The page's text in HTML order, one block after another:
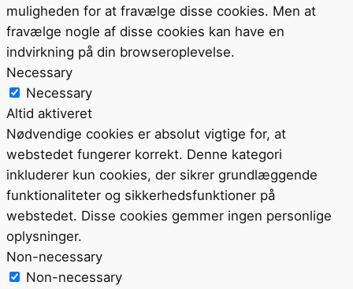
muligheden for at fravælge disse cookies. Men at
fravælge nogle af disse cookies kan have en
indvirkning på din browseroplevelse.
Necessary
Necessary
Altid aktiveret
Nødvendige cookies er absolut vigtige for, at
webstedet fungerer korrekt. Denne kategori
inkluderer kun cookies, der sikrer grundlæggende
funktionaliteter og sikkerhedsfunktioner på
webstedet. Disse cookies gemmer ingen personlige
oplysninger.
Non-necessary
Non-necessary